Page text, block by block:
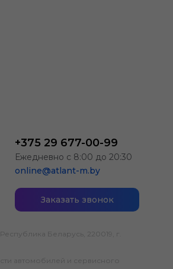
+375 29 677-00-99
Ежедневно с 8:00 до 20:30
online@atlant-m.by
Заказать звонок
Беларусь, 220019, г.
автомобилей и сервисного